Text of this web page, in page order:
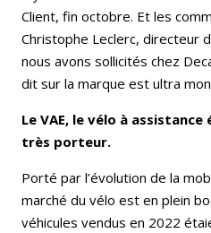
Client, fin octobre. Et les
Christophe Leclerc, directeur
nous avons sollicités chez
dit sur la marque est ultra
Le VAE, le vélo à
très porteur.
Porté par l’évolution de la
marché du vélo est en plein
véhicules vendus en 2022